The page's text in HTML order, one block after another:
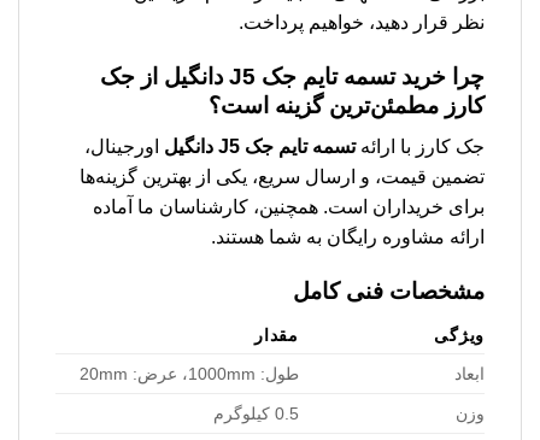
نظر قرار دهید، خواهیم پرداخت.
چرا خریدتسمه تایم جک J5 دانگیل
از جک
کارز مطمئن‌ترین گزینه است؟
جک کارز با ارائهتسمه تایم جک J5 دانگیل
اورجینال،
تضمین قیمت، و ارسال سریع، یکی از بهترین گزینه‌ها
برای خریداران است. همچنین، کارشناسان ما آماده
ارائه مشاوره رایگان به شما هستند.
مشخصات فنی کامل
ویژگی
مقدار
ابعاد
طول: 1000mm، عرض: 20mm
وزن 0.5 کیلوگرم